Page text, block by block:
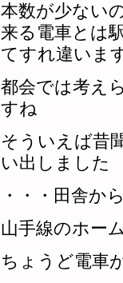
本数が少ない
来る電車とは
てすれ違いま
都会では考え
すね
そういえば昔
い出しました
・・・田舎か
山手線のホー
ちょうど電車